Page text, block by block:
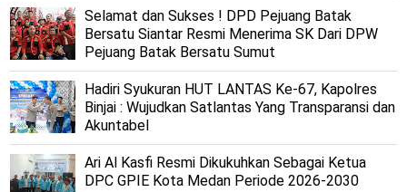
Selamat dan Sukses ! DPD Pejuang Batak
Bersatu Siantar Resmi Menerima SK Dari DPW
Pejuang Batak Bersatu Sumut
Hadiri Syukuran HUT LANTAS Ke-67, Kapolres
Binjai : Wujudkan Satlantas Yang Transparansi dan
Akuntabel
Ari Al Kasfi Resmi Dikukuhkan Sebagai Ketua
DPC GPIE Kota Medan Periode 2026-2030